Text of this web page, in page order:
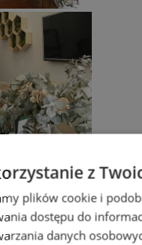
walczą z
dla
z
plików cookie i
dostępu do
danych